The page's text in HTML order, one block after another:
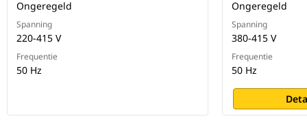
Ongeregeld
Spanning
220-415 V
Frequentie
50 Hz
Ongeregeld
Spanning
380-415 V
Frequentie
50 Hz